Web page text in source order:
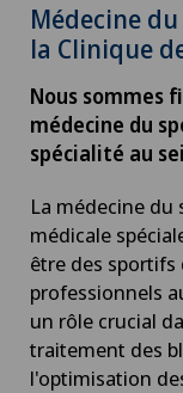
Médecine
la Clinique
Nous sommes
médecine du
spécialité au
La médecine
médicale
être des sportifs
professionnels
un rôle crucial
traitement des
l'optimisation